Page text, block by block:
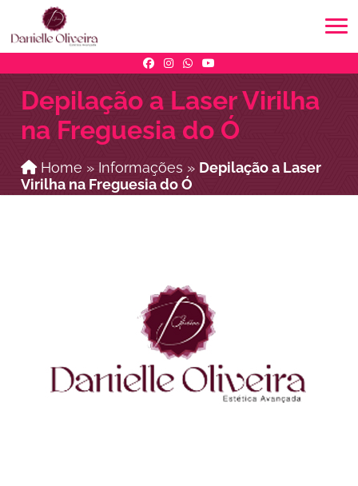
Depilação a Laser Virilha
na Freguesia do Ó
Home » Informações » Depilação a Laser
Virilha na Freguesia do Ó